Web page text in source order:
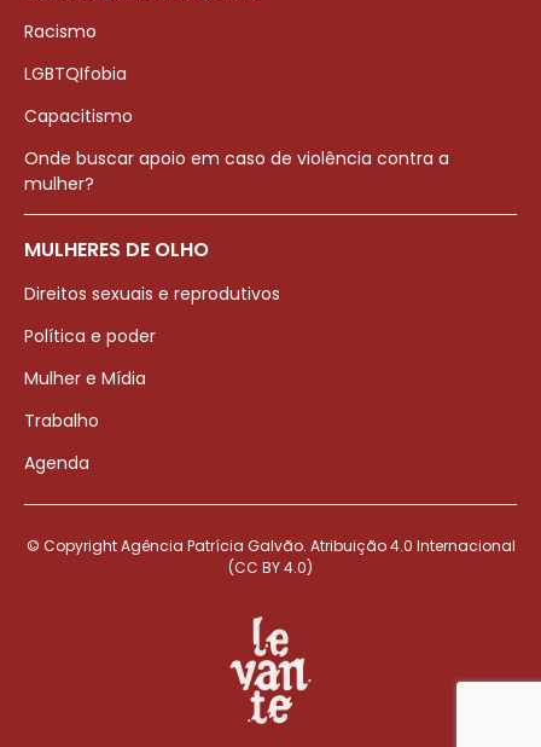
Racismo
LGBTQIfobia
Capacitismo
Onde buscar apoio em caso de violência contra a
mulher?
MULHERES DE OLHO
Direitos sexuais e reprodutivos
Política e poder
Mulher e Mídia
Trabalho
Agenda
© Copyright Agência Patrícia Galvão. Atribuição 4.0 Internacional
(CC BY 4.0)